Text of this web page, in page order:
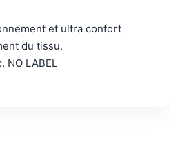
et ultra confort
du tissu.
NO LABEL